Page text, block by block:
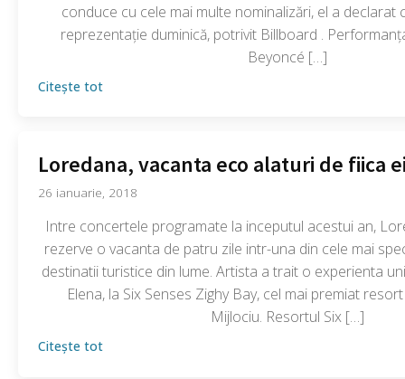
conduce cu cele mai multe nominalizări, el a declarat
reprezentație duminică, potrivit Billboard .
Beyoncé […]
Citește tot
Loredana, vacanta eco alaturi de fiica
26 ianuarie, 2018
Intre concertele programate la inceputul acestui an,
rezerve o vacanta de patru zile intr-una din cele mai
destinatii turistice din lume. Artista a trait o experienta
Elena, la Six Senses Zighy Bay, cel mai premiat
Mijlociu. Resortul Six […]
Citește tot